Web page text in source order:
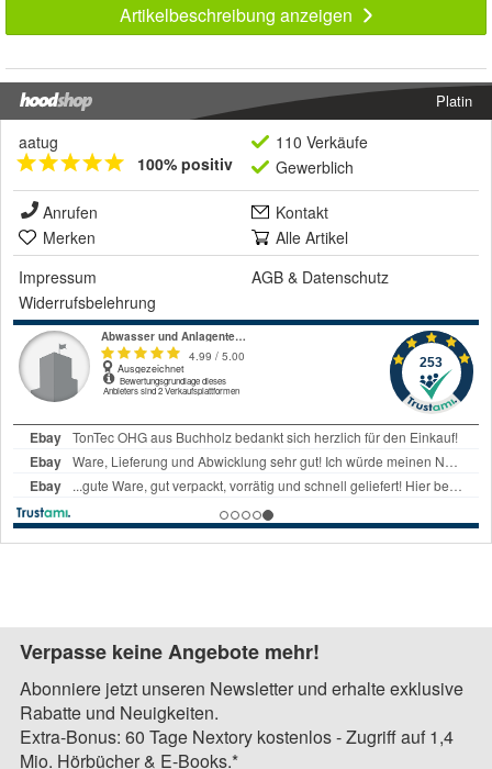
Artikelbeschreibung anzeigen
Platin
aatug
100% positiv
110 Verkäufe
Gewerblich
Anrufen
Kontakt
Merken
Alle Artikel
Impressum
AGB & Datenschutz
Widerrufsbelehrung
Verpasse keine Angebote mehr!
Abonniere jetzt unseren Newsletter und erhalte exklusive
Rabatte und Neuigkeiten.
Extra-Bonus: 60 Tage Nextory kostenlos - Zugriff auf 1,4
Mio. Hörbücher & E-Books.*